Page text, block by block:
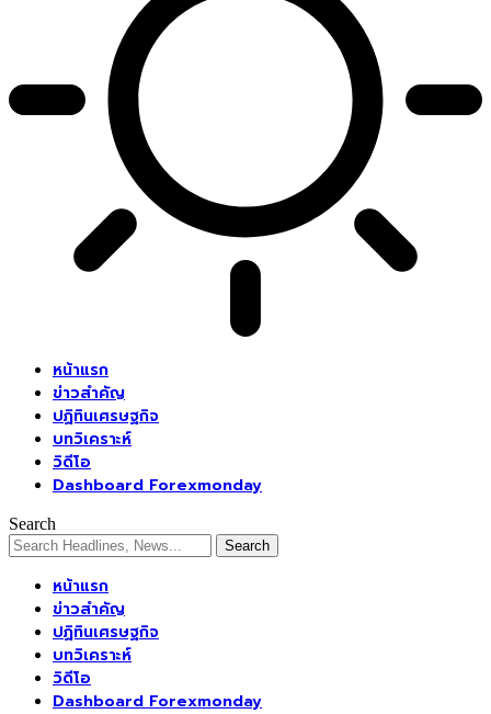
หน้าแรก
ข่าวสำคัญ
ปฏิทินเศรษฐกิจ
บทวิเคราะห์
วิดีโอ
Dashboard Forexmonday
Search
หน้าแรก
ข่าวสำคัญ
ปฏิทินเศรษฐกิจ
บทวิเคราะห์
วิดีโอ
Dashboard Forexmonday